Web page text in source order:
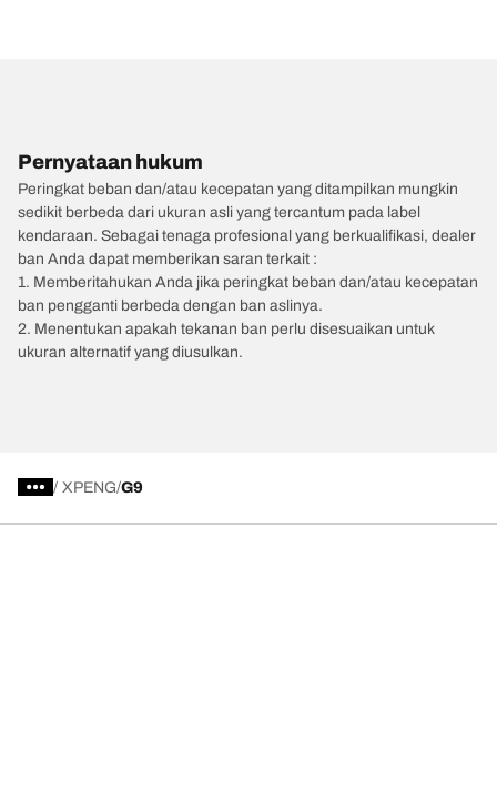
Pernyataan hukum
Peringkat beban dan/atau kecepatan yang ditampilkan mungkin
sedikit berbeda dari ukuran asli yang tercantum pada label
kendaraan. Sebagai tenaga profesional yang berkualifikasi, dealer
ban Anda dapat memberikan saran terkait :
1. Memberitahukan Anda jika peringkat beban dan/atau kecepatan
ban pengganti berbeda dengan ban aslinya.
2. Menentukan apakah tekanan ban perlu disesuaikan untuk
ukuran alternatif yang diusulkan.
/ XPENG G9